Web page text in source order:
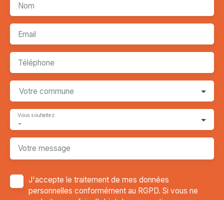
Nom
Email
Téléphone
Votre commune
-
Vous souhaitez
Votre message
J'accepte le traitement de mes données
personnelles conformément au RGPD. Si vous ne